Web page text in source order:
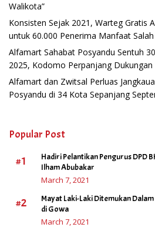
Walikota”
Konsisten Sejak 2021, Warteg Gratis
untuk 60.000 Penerima Manfaat
Alfamart Sahabat Posyandu Sentuh
2025, Kodomo Perpanjang Dukungan
Alfamart dan Zwitsal Perluas
Posyandu di 34 Kota Sepanjang
Popular Post
#1
Hadiri Pelantikan Pengurus DPD
Ilham Abubakar
March 7, 2021
#2
Mayat Laki-Laki Ditemukan
di Gowa
March 7, 2021